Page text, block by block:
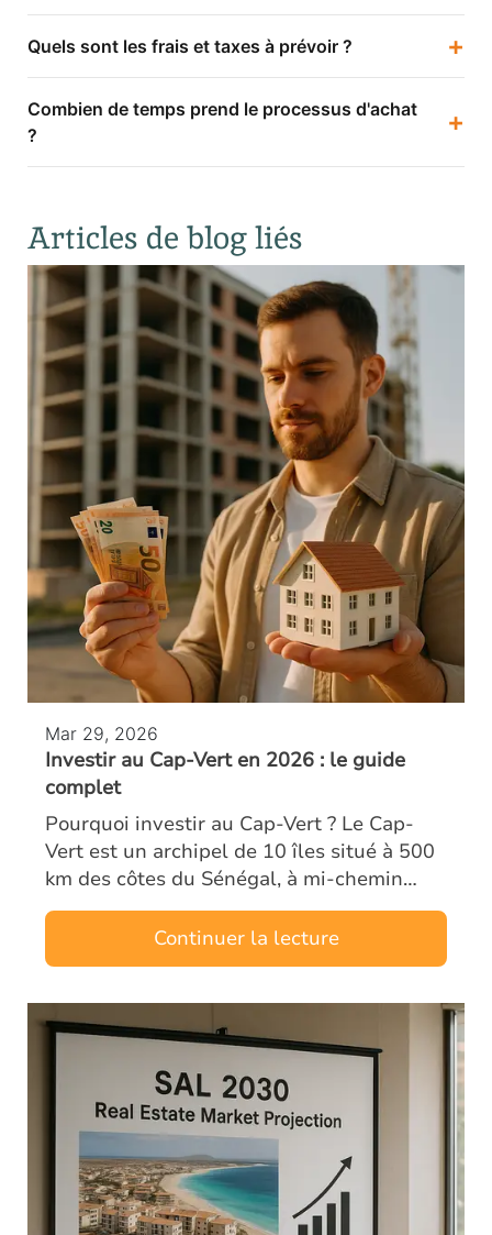
Quels sont les frais et taxes à prévoir ? +
Combien de temps prend le processus d'achat
?
+
Articles de blog liés
Mar 29, 2026
Investir au Cap-Vert en 2026 : le guide
complet
Pourquoi investir au Cap-Vert ? Le Cap-
Vert est un archipel de 10 îles situé à 500
km des côtes du Sénégal, à mi-chemin
entre l’Europe et le Brésil. Ancien territoire
portugais, le pays bénéficie d’un…
Continuer la lecture